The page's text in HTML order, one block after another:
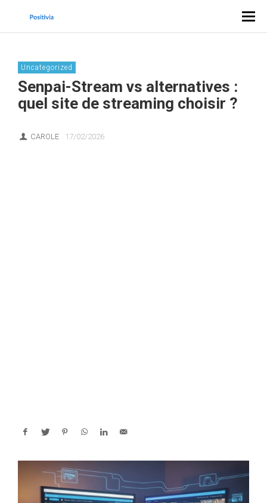
Uncategorized
Senpai-Stream vs alternatives :
quel site de streaming choisir ?
CAROLE 17/02/2026